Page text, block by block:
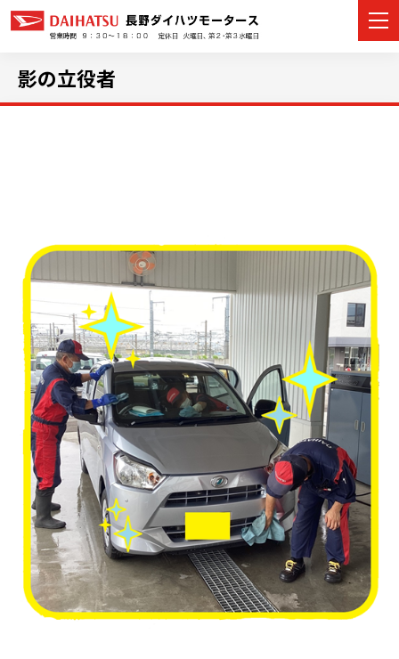
イベント・キャンペーン
ご購入者サポート
アフターサポート
会社情報
カタ
リコ
お問
影の立役者